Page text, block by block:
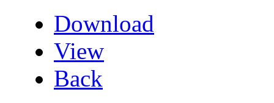
Download
View
Back